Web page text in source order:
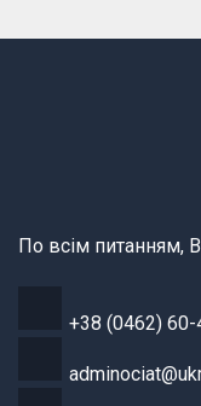
По всім питанням,
+38 (0462) 60-